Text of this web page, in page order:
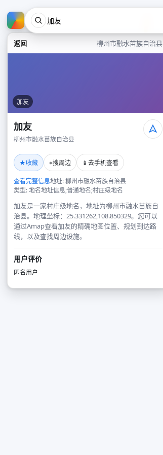
返回 柳州市融水苗族自治县
加友
加友
柳州市融水苗族自治县
★收藏 ⌖搜周边 📱 去手机查看
查看完整信息地址: 柳州市融水苗族自治县
类型: 地名地址信息;普通地名;村庄级地名
加友是一家村庄级地名，地址为柳州市融水苗族自
治县。地理坐标：25.331262,108.850329。您可以
通过Amap查看加友的精确地图位置、规划到达路
线，以及查找周边设施。
用户评价
匿名用户